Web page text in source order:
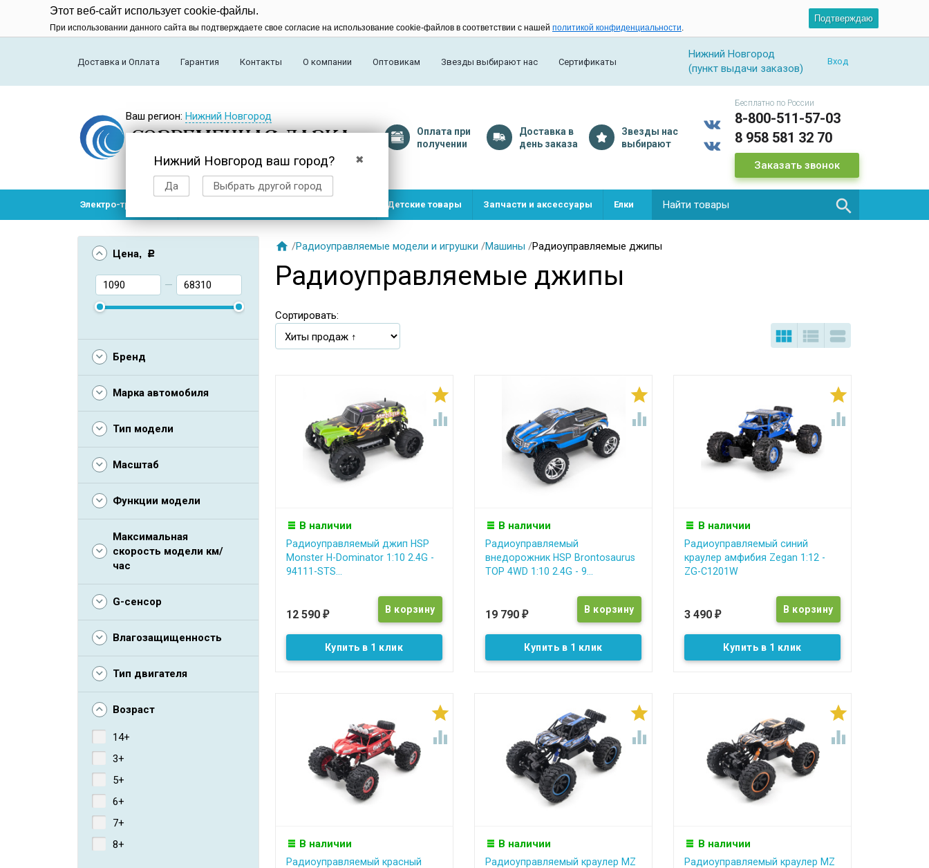
Этот веб-сайт использует cookie-файлы.
При использовании данного сайта вы подтверждаете свое согласие на использование cookie-файлов в соответствии с нашей политикой конфиденциальности.
Подтверждаю
Доставка и Оплата Гарантия Контакты О компании Оптовикам Звезды выбирают нас Сертификаты
Нижний Новгород
(пункт выдачи заказов)
Вход
Ваш регион:Нижний Новгород
✖
Нижний Новгород ваш город?
Да Выбрать другой город
Оплата при
получении
Доставка в
день заказа
Звезды нас
выбирают
Бесплатно по России
8-800-511-57-03
8 958 581 32 70
Заказать звонок
Электро-транспорт Детские товары Запчасти и аксессуары Елки 
Цена , Р
—
Бренд
Марка автомобиля
Тип модели
Масштаб
Функции модели
Максимальная
скорость модели км/
час
G-сенсор
Влагозащищенность
Тип двигателя
Возраст
14+
3+
5+
6+
7+
8+
 /Радиоуправляемые модели и игрушки /Машины /Радиоуправляемые джипы
Радиоуправляемые джипы
Сортировать:
  


В наличии
Радиоуправляемый джип HSP
Monster H-Dominator 1:10 2.4G -
94111-STS...
12 590 ₽
Купить в 1 клик


В наличии
Радиоуправляемый
внедорожник HSP Brontosaurus
TOP 4WD 1:10 2.4G - 9...
19 790 ₽
Купить в 1 клик


В наличии
Радиоуправляемый синий
краулер амфибия Zegan 1:12 -
ZG-C1201W
3 490 ₽
Купить в 1 клик


В наличии
Радиоуправляемый красный


В наличии
Радиоуправляемый краулер MZ


В наличии
Радиоуправляемый краулер MZ